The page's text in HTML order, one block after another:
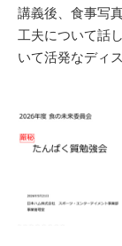
講義後、食事写
工夫について話
いて活発なディ